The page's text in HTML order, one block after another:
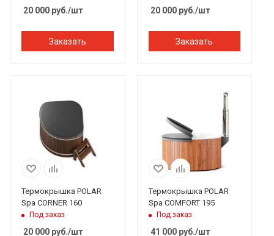
20 000 руб./шт
Заказать
20 000руб./шт
Заказать
Термокрышка POLAR
Spa CORNER 160
Под заказ
20 000 руб./шт
Термокрышка POLAR
Spa COMFORT 195
Под заказ
41 000руб./шт